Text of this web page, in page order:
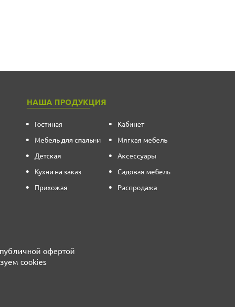
НАША ПРОДУКЦИЯ
Гостиная
Мебель для спальни
Детская
Кухни на заказ
Прихожая
Кабинет
Мягкая мебель
Аксессуары
Садовая мебель
Распродажа
офертой
cookies